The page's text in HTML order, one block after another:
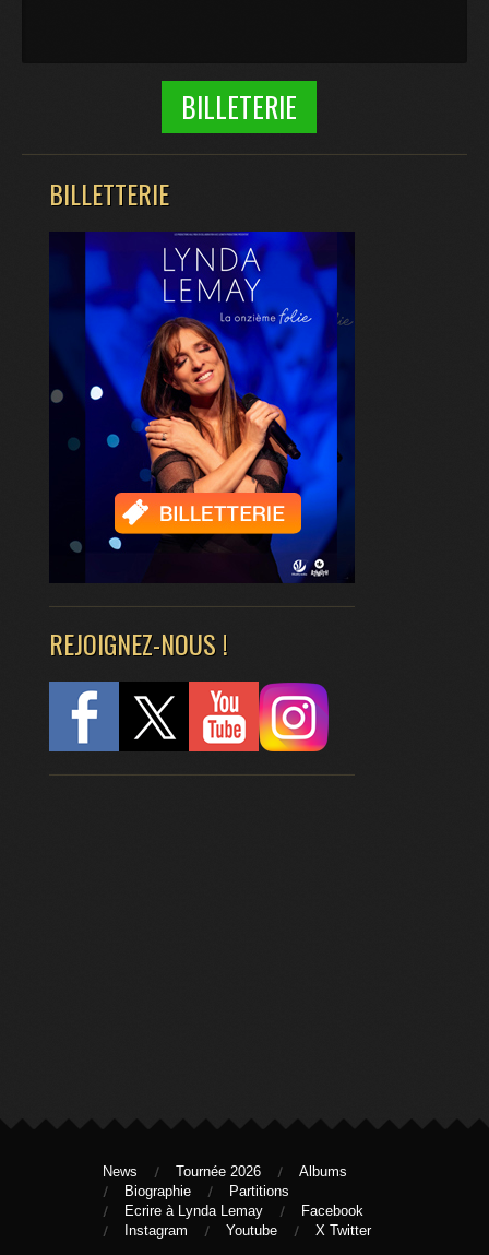
BILLETERIE
BILLETTERIE
REJOIGNEZ-NOUS !
News Tournée 2026
Albums
Biographie
Partitions
Ecrire à Lynda Lemay
Facebook
Instagram
Youtube X Twitter